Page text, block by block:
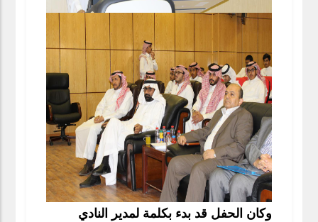
وكان الحفل قد بدء بكلمة لمدير النادي